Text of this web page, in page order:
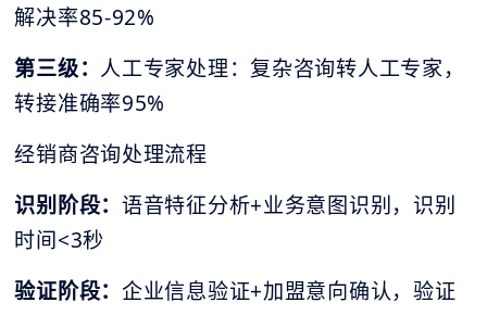
解决率85-92%
第三级： 人工专家处理：复杂咨询转人工专家，
转接准确率95%
经销商咨询处理流程
识别阶段：语音特征分析+业务意图识别，识别
时间<3秒
验证阶段：企业信息验证+加盟意向确认，验证